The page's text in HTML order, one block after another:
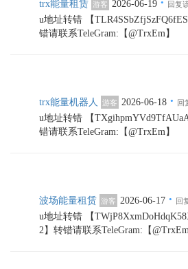
trx能量租赁 游客 2026-06-19 回复
u地址转错 【
错请联系TeleGram:【@TrxEm】
trx能量机器人 游客 2026-06-18 · 回
u地址转错 【
错请联系TeleGram:【@TrxEm】
波场能量租赁 游客 2026-06-17 · 回
u地址转错 【
2】转错请联系TeleGram:【@TrxEm